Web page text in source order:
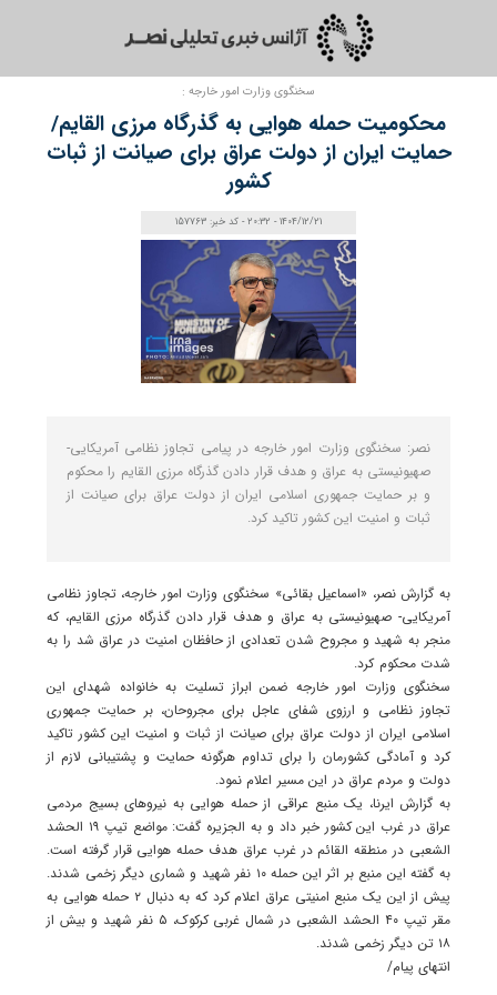
سخنگوی وزارت امور خارجه :
محکومیت حمله هوایی به گذرگاه مرزی القایم/
حمایت ایران از دولت عراق برای صیانت از ثبات
کشور
1404/12/21 - 20:32 - کد خبر: 157763
نصر: سخنگوی وزارت امور خارجه در پیامی تجاوز نظامی آمریکایی-
صهیونیستی به عراق و هدف قرار دادن گذرگاه مرزی القایم را محکوم
و بر حمایت جمهوری اسلامی ایران از دولت عراق برای صیانت از
ثبات و امنیت این کشور تاکید کرد.
به گزارش نصر، «اسماعیل بقائی» سخنگوی وزارت امور خارجه، تجاوز نظامی
آمریکایی- صهیونیستی به عراق و هدف قرار دادن گذرگاه مرزی القایم، که
منجر به شهید و مجروح شدن تعدادی از حافظان امنیت در عراق شد را به
شدت محکوم کرد.
سخنگوی وزارت امور خارجه ضمن ابراز تسلیت به خانواده شهدای این
تجاوز نظامی و ارزوی شفای عاجل برای مجروحان، بر حمایت جمهوری
اسلامی ایران از دولت عراق برای صیانت از ثبات و امنیت این کشور تاکید
کرد و آمادگی کشورمان را برای تداوم هرگونه حمایت و پشتیبانی لازم از
دولت و مردم عراق در این مسیر اعلام نمود.
به گزارش ایرنا، یک منبع عراقی از حمله هوایی به نیروهای بسیج مردمی
عراق در غرب این کشور خبر داد و به الجزیره گفت: مواضع تیپ ۱۹ الحشد
الشعبی در منطقه القائم در غرب عراق هدف حمله هوایی قرار گرفته است.
به گفته این منبع بر اثر این حمله ۱۰ نفر شهید و شماری دیگر زخمی شدند.
پیش از این یک منبع امنیتی عراق اعلام کرد که به دنبال ۲ حمله هوایی به
مقر تیپ ۴۰ الحشد الشعبی در شمال غربی کرکوک، ۵ نفر شهید و بیش از
۱۸ تن دیگر زخمی شدند.
انتهای پیام/